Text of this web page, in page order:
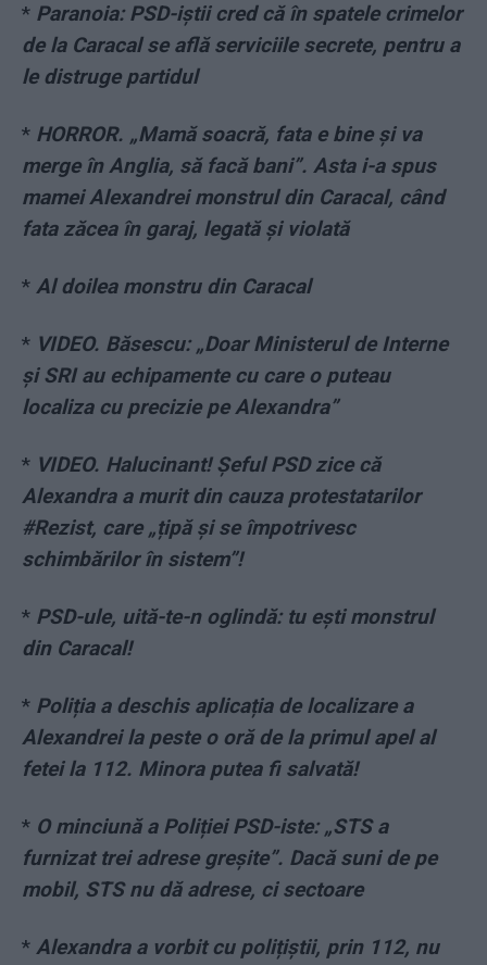
* Paranoia: PSD-iștii cred că în spatele crimelor
de la Caracal se află serviciile secrete, pentru a
le distruge partidul
* HORROR. „Mamă soacră, fata e bine și va
merge în Anglia, să facă bani”. Asta i-a spus
mamei Alexandrei monstrul din Caracal, când
fata zăcea în garaj, legată și violată
* Al doilea monstru din Caracal
* VIDEO. Băsescu: „Doar Ministerul de Interne
și SRI au echipamente cu care o puteau
localiza cu precizie pe Alexandra”
* VIDEO. Halucinant! Șeful PSD zice că
Alexandra a murit din cauza protestatarilor
#Rezist, care „țipă și se împotrivesc
schimbărilor în sistem”!
* PSD-ule, uită-te-n oglindă: tu ești monstrul
din Caracal!
* Poliția a deschis aplicația de localizare a
Alexandrei la peste o oră de la primul apel al
fetei la 112. Minora putea fi salvată!
* O minciună a Poliției PSD-iste: „STS a
furnizat trei adrese greșite”. Dacă suni de pe
mobil, STS nu dă adrese, ci sectoare
* Alexandra a vorbit cu polițiștii, prin 112, nu